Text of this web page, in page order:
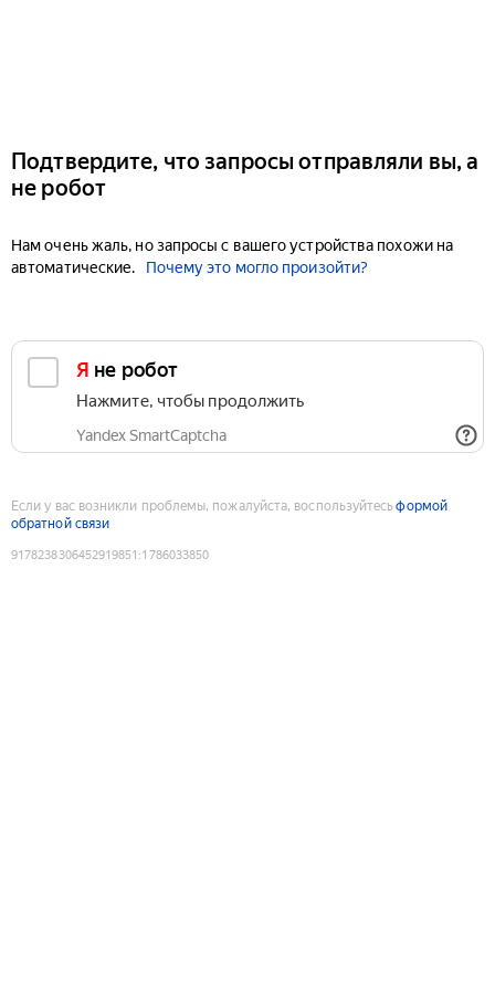
Подтвердите, что запросы отправляли вы, а
не робот
Нам очень жаль, но запросы с вашего устройства похожи на
автоматические.
Почему это могло произойти?
Я не робот
Нажмите, чтобы продолжить
Yandex SmartCaptcha
Если у вас возникли проблемы, пожалуйста, воспользуйтесьформой
обратной связи
9178238306452919851 :1786033850